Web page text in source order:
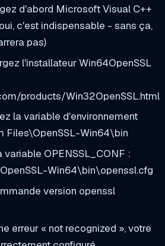
d'abord Microsoft Visual C++
c'est indispensable - sans ça,
pas)
l'installateur Win64OpenSSL
products/Win32OpenSSL.html
la variable d'environnement
Files\OpenSSL-Win64\bin
variable OPENSSL_CONF :
Win64\bin\openssl.cfg
version openssl
erreur « not recognized », votre